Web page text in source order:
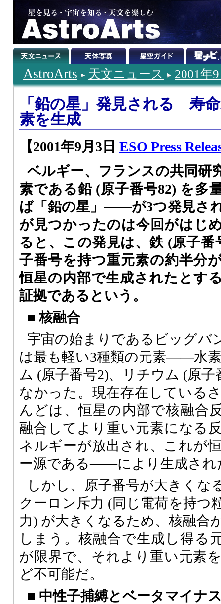
AstroArts 天文ニュース 2001年
「鉛の星」発見される 寿
素を生成
【2001年9月3日 ESO Press
ベルギー、フランスの共同研
素である鉛 (原子番号82) を
ば「鉛の星」――が3つ発見さ
が見つかったのは今回がはじ
ると、この発見は、鉄 (原子番
子番号を持つ重元素の約半分
恒星の内部で生成されたとす
証拠であるという。
■核融合
宇宙の始まりであるビッグバ
は最も軽い3種類の元素――水
ム (原子番号2)、リチウム (原
なかった。現在存在している
んどは、恒星の内部で核融
融合してより重い元素になる
ネルギーが放出され、これが
ー源である――により生成され
しかし、原子番号が大きくな
クーロン斥力 (同じ電荷を持つ
力) が大きくなるため、核融合
しまう。核融合で生成し得る
が限界で、それより重い元素
ど不可能だ。
■ 中性子捕縛とベータマイナ